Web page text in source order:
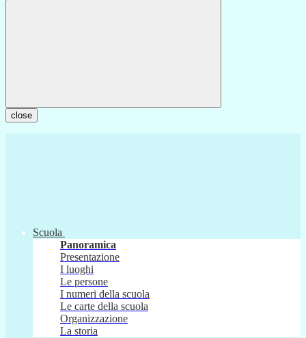
close
Scuola
Panoramica
Presentazione
I luoghi
Le persone
I numeri della scuola
Le carte della scuola
Organizzazione
La storia